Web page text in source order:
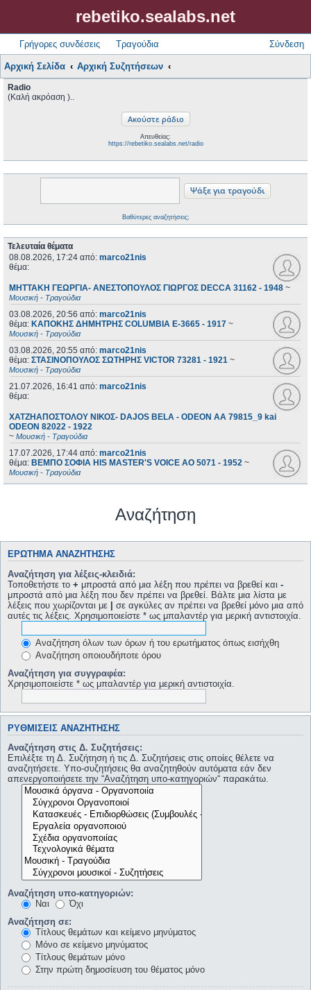
rebetiko.sealabs.net
Γρήγορες συνδέσεις Τραγούδια Σύνδεση
Αρχική Σελίδα Αρχική Συζητήσεων
Radio
(Καλή ακρόαση )..
Απευθείας:
https://rebetiko.sealabs.net/radio
Βαθύτερες αναζητήσεις;
Τελευταία θέματα
08.08.2026, 17:24 από: marco21nis
θέμα:
ΜΗΤΤΑΚΗ ΓΕΩΡΓΙΑ- ΑΝΕΣΤΟΠΟΥΛΟΣ ΓΙΩΡΓΟΣ DECCA 31162 - 1948 ~
Μουσική - Τραγούδια
03.08.2026, 20:56 από: marco21nis
θέμα: ΚΑΠΟΚΗΣ ΔΗΜΗΤΡΗΣ COLUMBIA E-3665 - 1917 ~
Μουσική - Τραγούδια
03.08.2026, 20:55 από: marco21nis
θέμα: ΣΤΑΣΙΝΟΠΟΥΛΟΣ ΣΩΤΗΡΗΣ VICTOR 73281 - 1921 ~
Μουσική - Τραγούδια
21.07.2026, 16:41 από: marco21nis
θέμα:
ΧΑΤΖΗΑΠΟΣΤΟΛΟΥ ΝΙΚΟΣ- DAJOS BELA - ODEON AA 79815_9 kai
ODEON 82022 - 1922
~ Μουσική - Τραγούδια
17.07.2026, 17:44 από: marco21nis
θέμα: ΒΕΜΠΟ ΣΟΦΙΑ HIS MASTER'S VOICE AO 5071 - 1952 ~
Μουσική - Τραγούδια
Αναζήτηση
ΕΡΏΤΗΜΑ ΑΝΑΖΉΤΗΣΗΣ
Αναζήτηση για λέξεις-κλειδιά:
Τοποθετήστε το + μπροστά από μια λέξη που πρέπει να βρεθεί και -
μπροστά από μια λέξη που δεν πρέπει να βρεθεί. Βάλτε μια λίστα με
λέξεις που χωρίζονται με | σε αγκύλες αν πρέπει να βρεθεί μόνο μια από
αυτές τις λέξεις. Χρησιμοποιείστε * ως μπαλαντέρ για μερική αντιστοιχία.
Αναζήτηση όλων των όρων ή του ερωτήματος όπως εισήχθη
Αναζήτηση οποιουδήποτε όρου
Αναζήτηση για συγγραφέα:
Χρησιμοποιείστε * ως μπαλαντέρ για μερική αντιστοιχία.
ΡΥΘΜΊΣΕΙΣ ΑΝΑΖΉΤΗΣΗΣ
Αναζήτηση στις Δ. Συζητήσεις:
Επιλέξτε τη Δ. Συζήτηση ή τις Δ. Συζητήσεις στις οποίες θέλετε να
αναζητήσετε. Υπο-συζητήσεις θα αναζητηθούν αυτόματα εάν δεν
απενεργοποιήσετε την “Αναζήτηση υπο-κατηγοριών“ παρακάτω.
Αναζήτηση υπο-κατηγοριών:
Ναι
Όχι
Αναζήτηση σε:
Τίτλους θεμάτων και κείμενο μηνύματος
Μόνο σε κείμενο μηνύματος
Τίτλους θεμάτων μόνο
Στην πρώτη δημοσίευση του θέματος μόνο